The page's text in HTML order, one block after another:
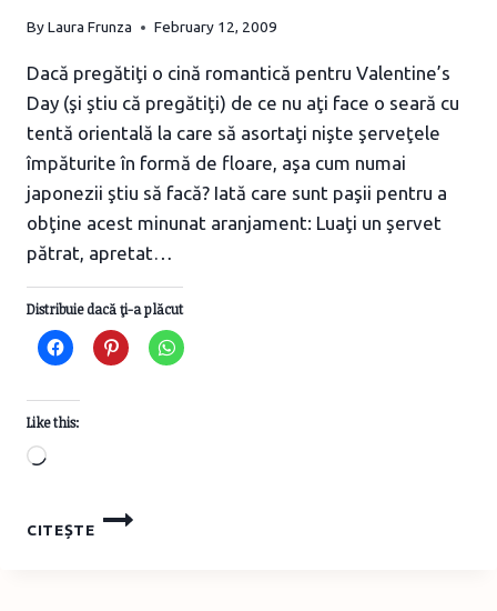
ByLaura Frunza February 12, 2009
Dacă pregătiţi o cină romantică pentru Valentine’s
Day (şi ştiu că pregătiţi) de ce nu aţi face o seară cu
tentă orientală la care să asortaţi nişte şerveţele
împăturite în formă de floare, aşa cum numai
japonezii ştiu să facă? Iată care sunt paşii pentru a
obţine acest minunat aranjament: Luaţi un şervet
pătrat, apretat…
Distribuie dacă ţi-a plăcut
Like this:
Loading…
CITEȘTE
ŞERVEŢEL
ÎNFLORIT